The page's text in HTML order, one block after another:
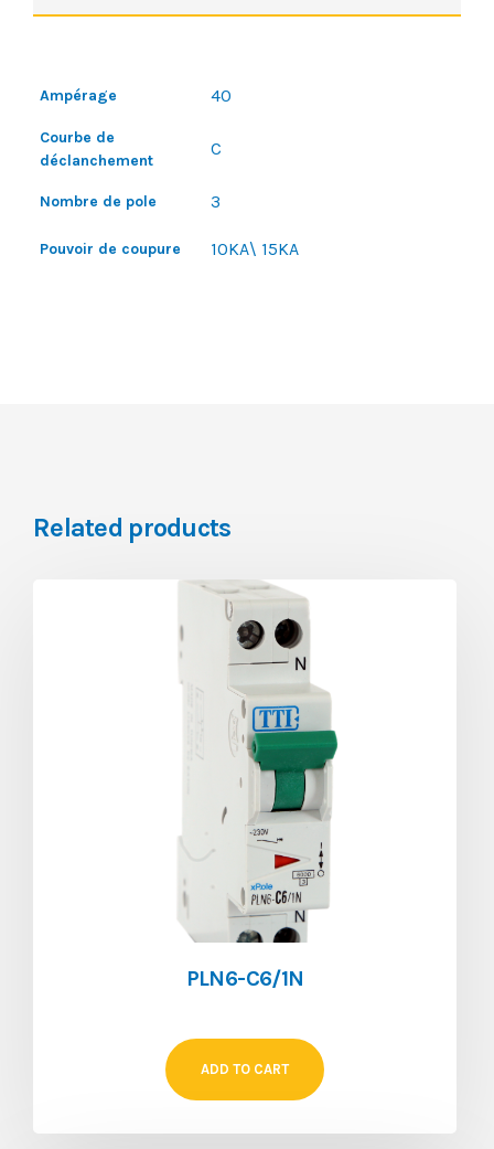
Ampérage 40
Courbe de
déclanchement
C
Nombre de pole 3
Pouvoir de coupure 10KA\ 15KA
Related products
PLN6-C6/1N
ADD TO CART